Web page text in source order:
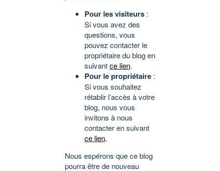
Pour les visiteurs :
Si vous avez des
questions, vous
pouvez contacter le
propriétaire du blog en
suivantce lien.
Pour le propriétaire :
Si vous souhaitez
rétablir l’accès à votre
blog, nous vous
invitons à nous
contacter en suivant
ce lien.
Nous espérons que ce blog
pourra être de nouveau